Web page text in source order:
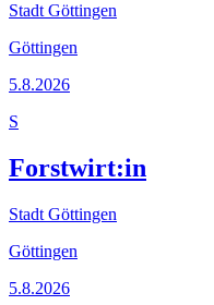
Stadt Göttingen
Göttingen
5.8.2026
S
Forstwirt:in
Stadt Göttingen
Göttingen
5.8.2026